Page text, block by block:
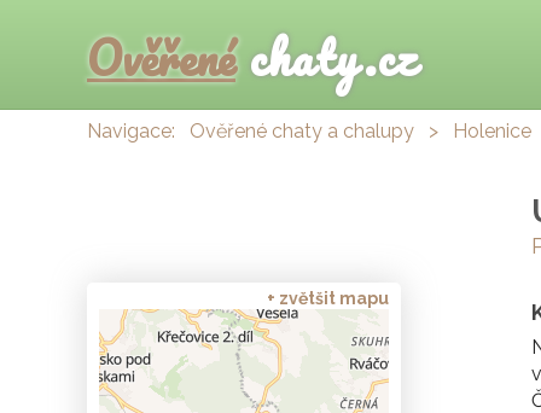
Ověřenéchaty.cz
Navigace: Ověřené chaty a chalupy > Holenice
+ zvětšit mapu